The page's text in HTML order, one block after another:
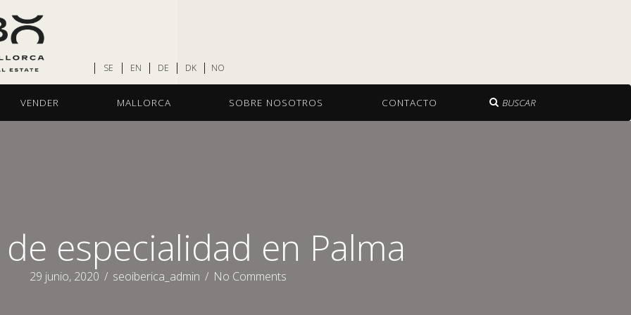
SE EN DE DK NO
VENDER MALLORCA SOBRE NOSOTROS CONTACTO BUSCAR
de especialidad en Palma
29 junio, 2020 / seoiberica_admin / No Comments